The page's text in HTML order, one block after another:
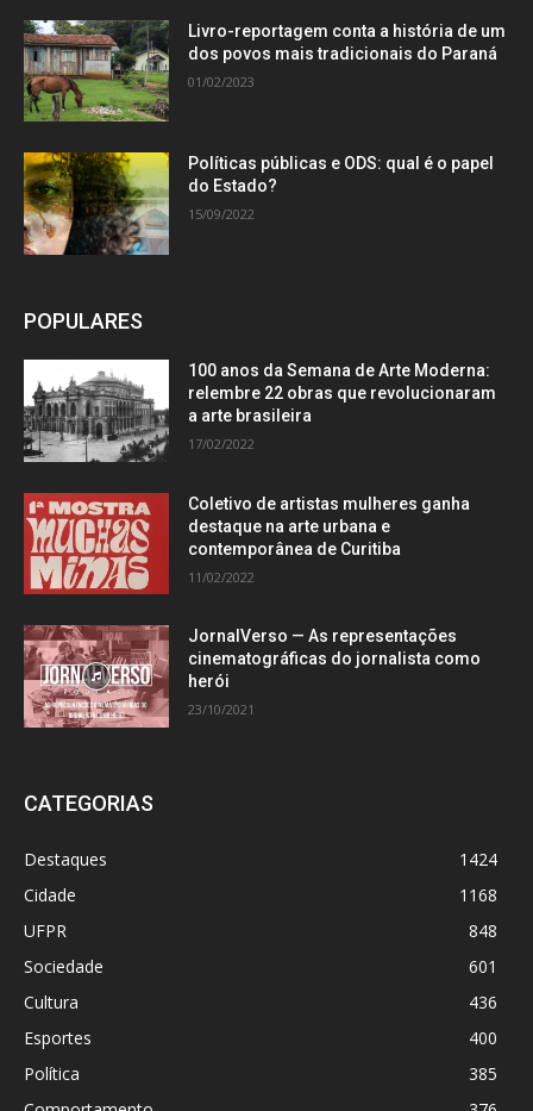
Livro-reportagem conta a história de um
dos povos mais tradicionais do Paraná
01/02/2023
Políticas públicas e ODS: qual é o papel
do Estado?
15/09/2022
POPULARES
100 anos da Semana de Arte Moderna:
relembre 22 obras que revolucionaram
a arte brasileira
17/02/2022
Coletivo de artistas mulheres ganha
destaque na arte urbana e
contemporânea de Curitiba
11/02/2022
JornalVerso — As representações
cinematográficas do jornalista como
herói
23/10/2021
CATEGORIAS
Destaques
1424
Cidade
1168
UFPR
848
Sociedade
601
Cultura
436
Esportes
400
Política
385